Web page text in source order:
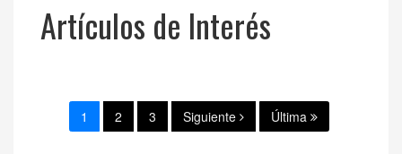
Artículos de Interés
1 2 3 Siguiente Última